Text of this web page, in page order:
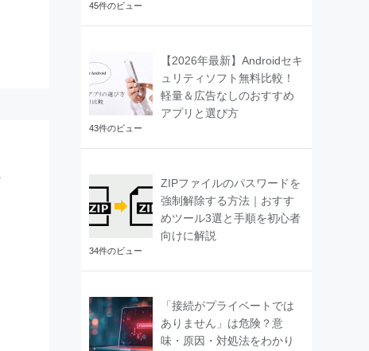
45件のビュー
【2026年最新】Androidセキ
ュリティソフト無料比較！
軽量＆広告なしのおすすめ
アプリと選び方
43件のビュー
ZIPファイルのパスワードを
強制解除する方法｜おすす
めツール3選と手順を初心者
向けに解説
34件のビュー
「接続がプライベートでは
ありません」は危険？意
味・原因・対処法をわかり